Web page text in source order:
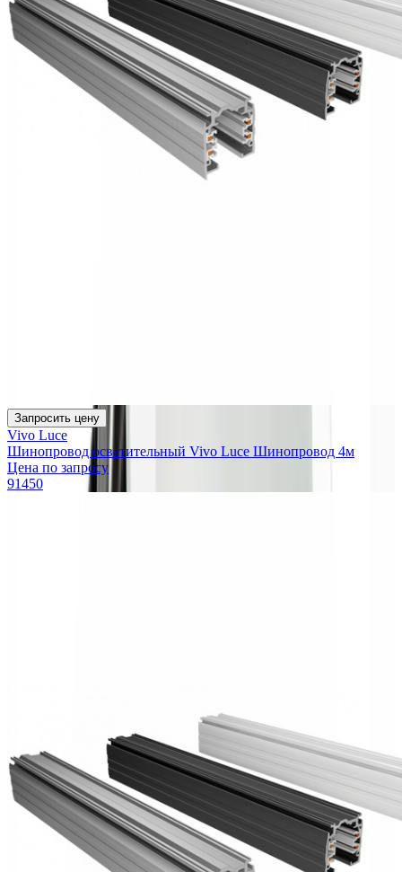
Запросить цену
Vivo Luce
Шинопровод осветительный Vivo Luce Шинопровод 4м
Цена по запросу
91450